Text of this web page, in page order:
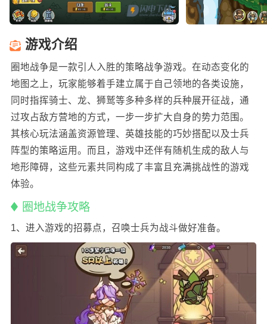
游戏介绍
圈地战争是一款引人入胜的策略战争游戏。在动态变化的
地图之上，玩家能够着手建立属于自己领地的各类设施，
同时指挥骑士、龙、狮鹫等多种多样的兵种展开征战，通
过攻占敌方营地的方式，一步一步扩大自身的势力范围。
其核心玩法涵盖资源管理、英雄技能的巧妙搭配以及士兵
阵型的策略运用。而且，游戏中还伴有随机生成的敌人与
地形障碍，这些元素共同构成了丰富且充满挑战性的游戏
体验。
圈地战争攻略
1、进入游戏的招募点，召唤士兵为战斗做好准备。